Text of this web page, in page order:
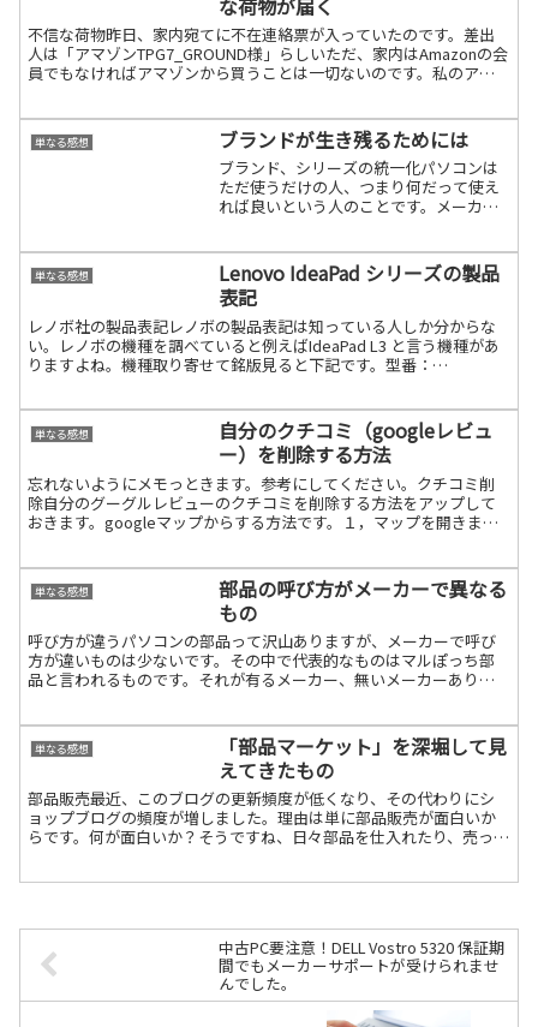
不信な荷物昨日、家内宛てに不在連絡票が入っていたのです。差出
人は「アマゾンTPG7_GROUND様」らしいただ、家内はAmazonの会
員でもなければアマゾンから買うことは一切ないのです。私のアカ
単なる感想 ブランドが生き残るためには
ブランド、シリーズの統一化パソコンは
ただ使うだけの人、つまり何だって使え
れば良いという人のことです。メーカー
プの人の方が恐らく多いような気がしま
す。その反面、少数派です続きを読む
単なる感想
Lenovo IdeaPad シリーズの製品
表記
レノボ社の製品表記レノボの製品表記は知っている人しか分からな
い。レノボの機種を調べていると例えばIdeaPad L3 と言う機種があ
りますよね。機種取り寄せて銘版見ると下記です。型番：
単なる感想
自分のクチコミ（googleレビュ
ー）を削除する方法
忘れないようにメモっときます。参考にしてください。クチコミ削
除自分のグーグルレビューのクチコミを削除する方法をアップして
おきます。googleマップからする方法です。１，マップを開きま
単なる感想
部品の呼び方がメーカーで異なる
もの
呼び方が違うパソコンの部品って沢山ありますが、メーカーで呼び
方が違いものは少ないです。その中で代表的なものはマルぽっち部
品と言われるものです。それが有るメーカー、無いメーカーありま
単なる感想
「部品マーケット」を深堀して見
えてきたもの
部品販売最近、このブログの更新頻度が低くなり、その代わりにシ
ョップブログの頻度が増しました。理由は単に部品販売が面白いか
らです。何が面白いか？そうですね、日々部品を仕入れたり、売った
中古PC要注意！DELL Vostro 5320 保証期
間でもメーカーサポートが受けられませ
んでした。